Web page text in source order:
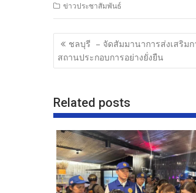
e
b
o
o
k
itt
er
e ar
e
ข่าวประชาสัมพันธ์
แนะแนว
เรื่อง
ชลบุรี – จัดสัมมานาการส่งเสริม
สถานประกอบการอย่างยั่งยืน
Related posts